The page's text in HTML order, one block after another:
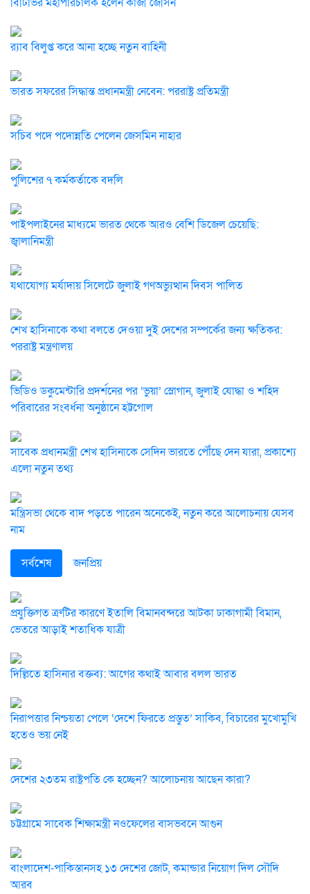
র‍্যাব বিলুপ্ত করে আনা হচ্ছে নতুন বাহিনী
ভারত সফরের সিদ্ধান্ত প্রধানমন্ত্রী নেবেন: পররাষ্ট্র প্রতিমন্ত্রী
সচিব পদে পদোন্নতি পেলেন জেসমিন নাহার
পুলিশের ৭ কর্মকর্তাকে বদলি
পাইপলাইনের মাধ্যমে ভারত থেকে আরও বেশি ডিজেল চেয়েছি:
জ্বালানিমন্ত্রী
যথাযোগ্য মর্যাদায় সিলেটে জুলাই গণঅভ্যুত্থান দিবস পালিত
শেখ হাসিনাকে কথা বলতে দেওয়া দুই দেশের সম্পর্কের জন্য ক্ষতিকর:
পররাষ্ট্র মন্ত্রণালয়
ভিডিও ডকুমেন্টারি প্রদর্শনের পর ‘ভুয়া’ স্লোগান, জুলাই যোদ্ধা ও শহিদ
পরিবারের সংবর্ধনা অনুষ্ঠানে হট্টগোল
সাবেক প্রধানমন্ত্রী শেখ হাসিনাকে সেদিন ভারতে পৌঁছে দেন যারা, প্রকাশ্যে
এলো নতুন তথ্য
মন্ত্রিসভা থেকে বাদ পড়তে পারেন অনেকেই, নতুন করে আলোচনায় যেসব
নাম
সর্বশেষ জনপ্রিয়
প্রযুক্তিগত ত্রুটির কারণে ইতালি বিমানবন্দরে আটকা ঢাকাগামী বিমান,
ভেতরে আড়াই শতাধিক যাত্রী
দিল্লিতে হাসিনার বক্তব্য: আগের কথাই আবার বলল ভারত
নিরাপত্তার নিশ্চয়তা পেলে ‘দেশে ফিরতে প্রস্তুত’ সাকিব, বিচারের মুখোমুখি
হতেও ভয় নেই
দেশের ২৩তম রাষ্ট্রপতি কে হচ্ছেন? আলোচনায় আছেন কারা?
চট্টগ্রামে সাবেক শিক্ষামন্ত্রী নওফেলের বাসভবনে আগুন
বাংলাদেশ-পাকিস্তানসহ ১৩ দেশের জোট, কমান্ডার নিয়োগ দিল সৌদি
আরব